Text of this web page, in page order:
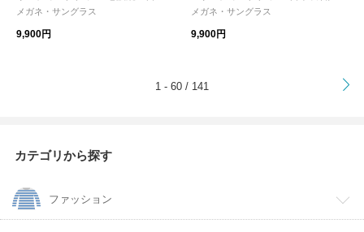
製 鯖江 かけ心地 機能性レンズ 紫
メガネ・サングラス
9,900円
かけ心地 ストレスフリー 機能性
ギフト
メガネ・サングラス
9,900円
1 - 60 / 141
カテゴリから探す
ファッション